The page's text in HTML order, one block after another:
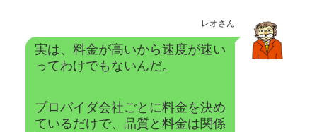
レオさん
実は、料金が高いから速度が速い
ってわけでもないんだ。
プロバイダ会社ごとに料金を決め
ているだけで、品質と料金は関係